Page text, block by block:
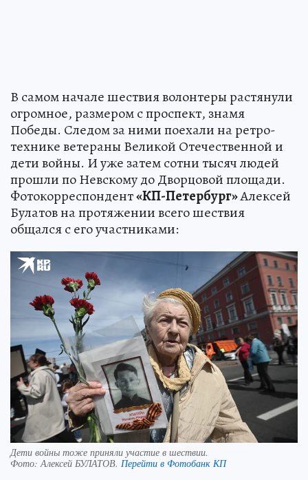
В самом начале шествия волонтеры растянули
огромное, размером с проспект, знамя
Победы. Следом за ними поехали на ретро-
технике ветераны Великой Отечественной и
дети войны. И уже затем сотни тысяч людей
прошли по Невскому до Дворцовой площади.
Фотокорреспондент«КП-Петербург»Алексей
Булатов на протяжении всего шествия
общался с его участниками:
Дети войны тоже приняли участие в шествии.
Фото: Алексей БУЛАТОВ. Перейти в Фотобанк КП